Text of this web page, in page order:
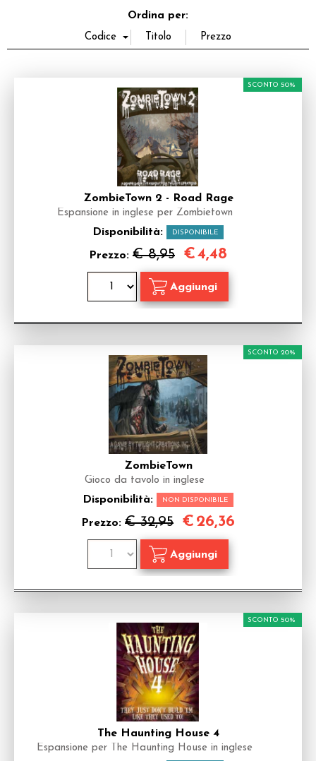
Ordina per:
ZombieTown 2 - Road Rage
Espansione in inglese per Zombietown
Disponibilità: DISPONIBILE
Prezzo: € 8,95
SCONTO 50%
€4,48
ZombieTown
Gioco da tavolo in inglese
Disponibilità: NON DISPONIBILE
Prezzo: € 32,95
SCONTO 20%
€ 26,36
The Haunting House 4
Espansione per The Haunting House in inglese
SCONTO 50%